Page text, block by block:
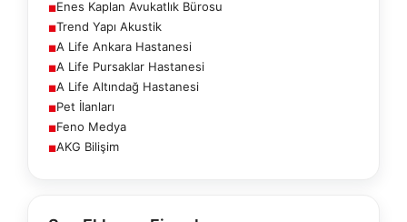
■Enes Kaplan Avukatlık Bürosu
■Trend Yapı Akustik
■A Life Ankara Hastanesi
■A Life Pursaklar Hastanesi
■A Life Altındağ Hastanesi
■Pet İlanları
■Feno Medya
■AKG Bilişim